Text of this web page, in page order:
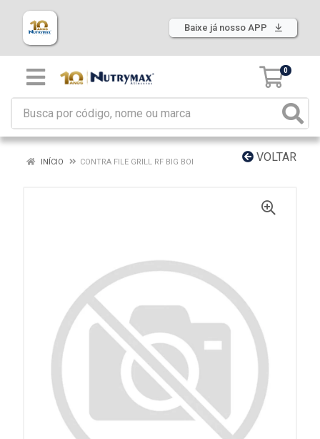
Baixe já nosso APP
0
VOLTAR
INÍCIO CONTRA FILE GRILL RF BIG BOI